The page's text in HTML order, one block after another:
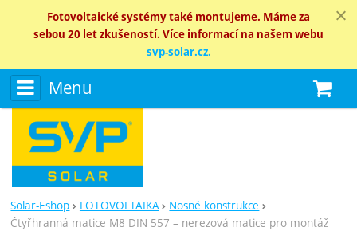
Fotovoltaické systémy také montujeme. Máme za
sebou 20 let zkušeností. Více informací na našem webu
svp-solar.cz.
Menu
Solar-Eshop FOTOVOLTAIKA
Nosné konstrukce
Čtyřhranná matice M8 DIN 557 – nerezová matice pro montáž